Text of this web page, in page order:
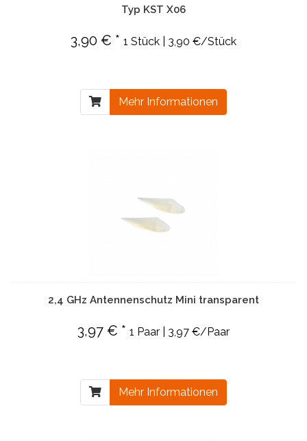
Typ KST X06
3,90 € * 1 Stück | 3,90 €/Stück
Mehr Informationen
2,4 GHz Antennenschutz Mini transparent
3,97 € * 1 Paar | 3,97 €/Paar
Mehr Informationen